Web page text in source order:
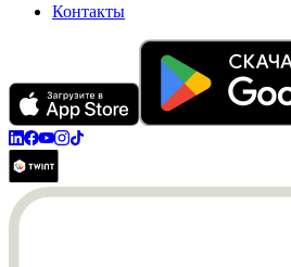
Контакты